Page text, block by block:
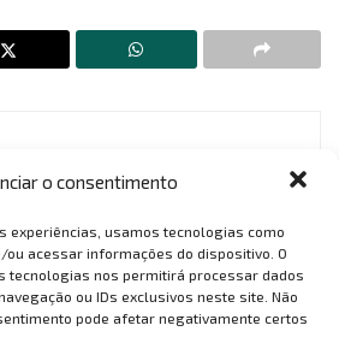
o consentimento
experiências, usamos tecnologias como
acessar informações do dispositivo. O
tecnologias nos permitirá processar dados
ou IDs exclusivos neste site. Não
pode afetar negativamente certos